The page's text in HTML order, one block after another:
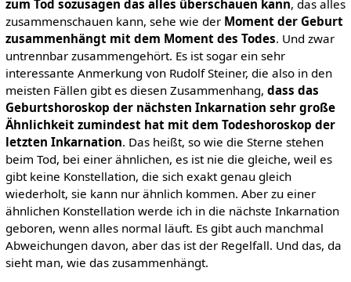
zum Tod sozusagen das alles überschauen kann, das alles
zusammenschauen kann, sehe wie der Moment der Geburt
zusammenhängt mit dem Moment des Todes. Und zwar
untrennbar zusammengehört. Es ist sogar ein sehr
interessante Anmerkung von Rudolf Steiner, die also in den
meisten Fällen gibt es diesen Zusammenhang, dass das
Geburtshoroskop der nächsten Inkarnation sehr große
Ähnlichkeit zumindest hat mit dem Todeshoroskop der
letzten Inkarnation. Das heißt, so wie die Sterne stehen
beim Tod, bei einer ähnlichen, es ist nie die gleiche, weil es
gibt keine Konstellation, die sich exakt genau gleich
wiederholt, sie kann nur ähnlich kommen. Aber zu einer
ähnlichen Konstellation werde ich in die nächste Inkarnation
geboren, wenn alles normal läuft. Es gibt auch manchmal
Abweichungen davon, aber das ist der Regelfall. Und das, da
sieht man, wie das zusammenhängt.